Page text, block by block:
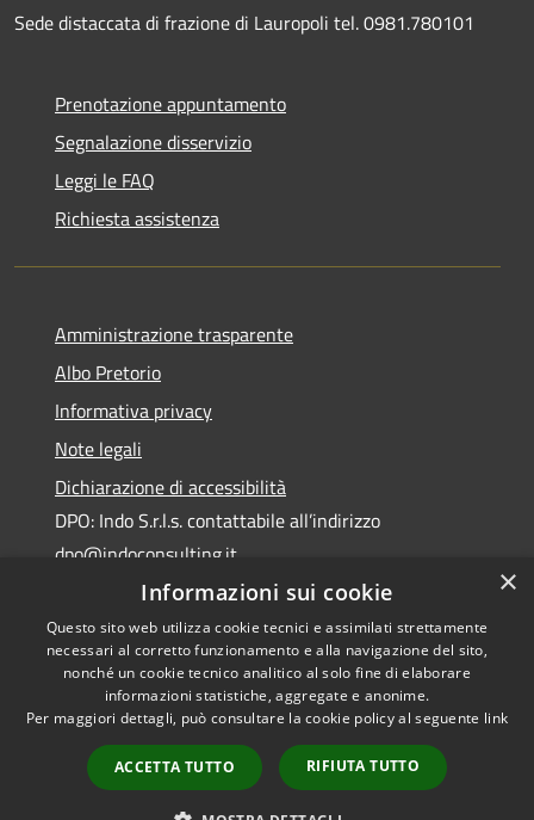
Sede distaccata di frazione di Lauropoli tel. 0981.780101
Prenotazione appuntamento
Segnalazione disservizio
Leggi le FAQ
Richiesta assistenza
Amministrazione trasparente
Albo Pretorio
Informativa privacy
Note legali
Dichiarazione di accessibilità
DPO: Indo S.r.l.s. contattabile all’indirizzo
dpo@indoconsulting.it
Accessibilità
Copyright © 2026 • Comune di
Cassano All'Ionio • Powered by
Municipium•
Accesso
redazione
×
Informazioni sui cookie
Questo sito web utilizza cookie tecnici e assimilati strettamente
necessari al corretto funzionamento e alla navigazione del sito,
nonché un cookie tecnico analitico al solo fine di elaborare
informazioni statistiche, aggregate e anonime.
Per maggiori dettagli, può consultare la cookie policy al seguente link
ACCETTA TUTTO RIFIUTA TUTTO